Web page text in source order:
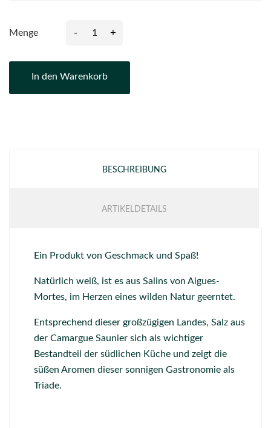
Menge - +
In den Warenkorb
BESCHREIBUNG
ARTIKELDETAILS
Ein Produkt von Geschmack und Spaß!
Natürlich weiß, ist es aus Salins von Aigues-
Mortes, im Herzen eines wilden Natur geerntet.
Entsprechend dieser großzügigen Landes, Salz aus
der Camargue Saunier sich als wichtiger
Bestandteil der südlichen Küche und zeigt die
süßen Aromen dieser sonnigen Gastronomie als
Triade.